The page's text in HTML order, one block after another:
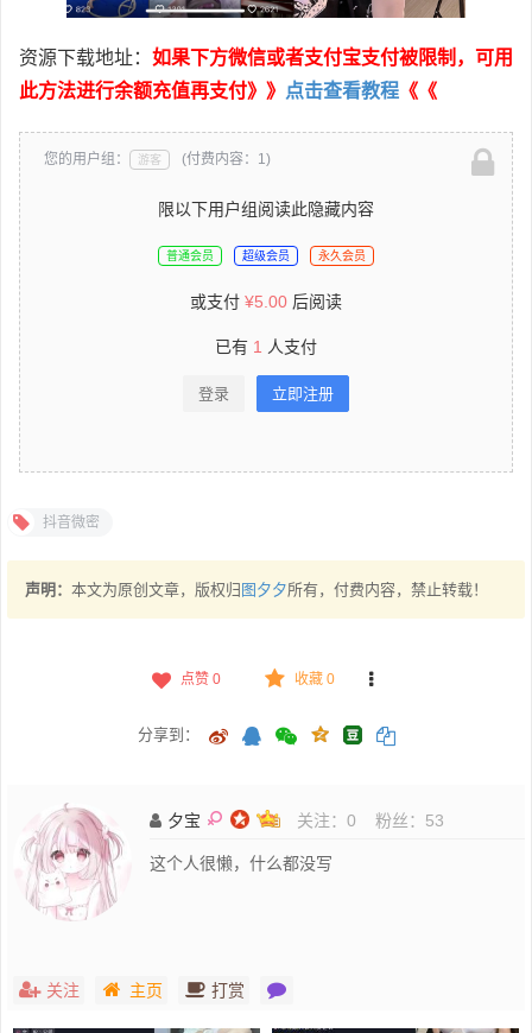
资源下载地址： 如果下方微信或者支付宝支付被限制，可用
此方法进行余额充值再支付》》 点击查看教程 《《
您的用户组： 游客 (付费内容：1)
限以下用户组阅读此隐藏内容
普通会员 超级会员 永久会员
或支付 ¥5.00 后阅读
已有 1 人支付
登录 立即注册
抖音微密
声明： 本文为原创文章，版权归 图夕夕所有，付费内容，禁止转载！
点赞 0 收藏 0
分享到：
夕宝 关注： 0 粉丝： 53
这个人很懒，什么都没写
关注 主页 打赏